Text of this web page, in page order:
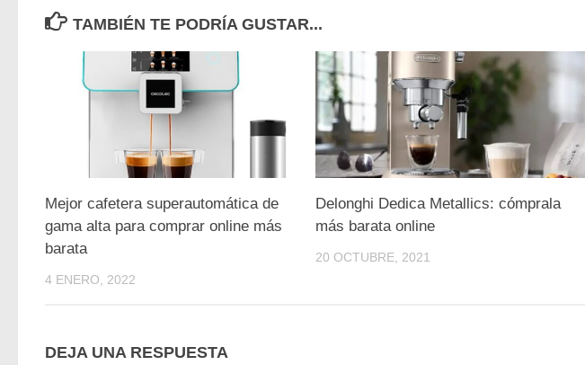
TAMBIÉN TE PODRÍA GUSTAR...
Mejor cafetera superautomática de
gama alta para comprar online más
barata
4 ENERO, 2022
Delonghi Dedica Metallics: cómprala
más barata online
20 OCTUBRE, 2021
DEJA UNA RESPUESTA